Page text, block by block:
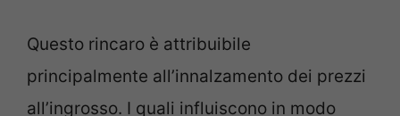
Questo rincaro è attribuibile
principalmente all’innalzamento dei prezzi
all’ingrosso. I quali influiscono in modo